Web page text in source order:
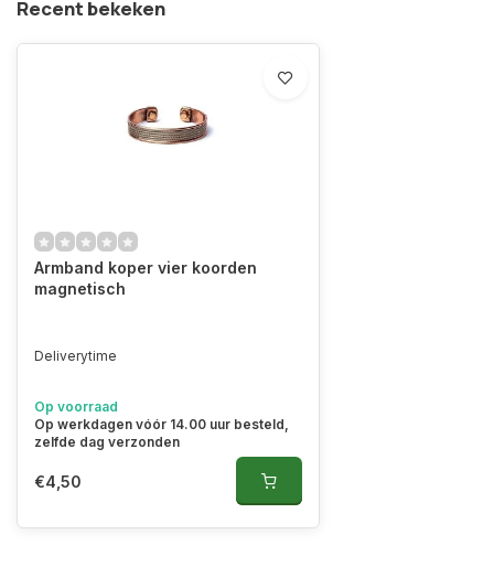
Recent bekeken
Armband koper vier koorden
magnetisch
Deliverytime
Op voorraad
Op werkdagen vóór 14.00 uur besteld,
zelfde dag verzonden
€4,50